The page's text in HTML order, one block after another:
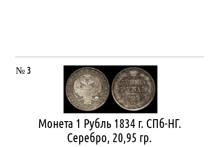
№ 3
Монета 1 Рубль 1834 г. СПб-НГ.
Серебро, 20,95 гр.